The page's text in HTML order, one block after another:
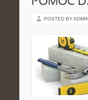
POSTED BY